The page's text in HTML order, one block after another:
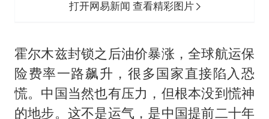
打开网易新闻 查看精彩图片
霍尔木兹封锁之后油价暴涨，全球航运保
险费率一路飙升，很多国家直接陷入恐
慌。中国当然也有压力，但根本没到慌神
的地步。这不是运气，是中国提前二十年